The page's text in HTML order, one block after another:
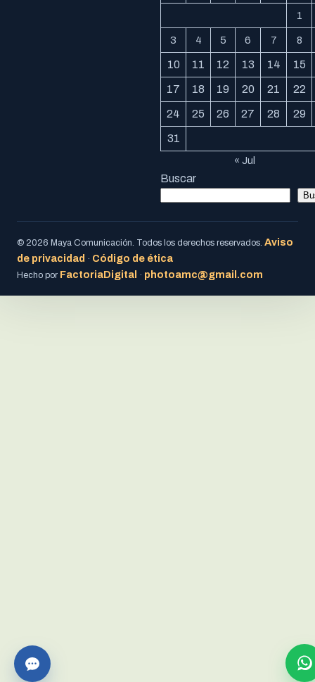
1
3 4 5 6 7 8
10 11 12 13 14 15
17 18 19 20 21 22
24 25 26 27 28 29
31
« Jul
Buscar
© 2026 Maya Comunicación. Todos los derechos reservados. Aviso
de privacidad · Código de ética
Hecho por FactoriaDigital · photoamc@gmail.com